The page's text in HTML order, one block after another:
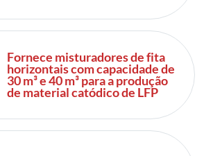
Fornece misturadores de fita
horizontais com capacidade de
30 m³ e 40 m³ para a produção
de material catódico de LFP